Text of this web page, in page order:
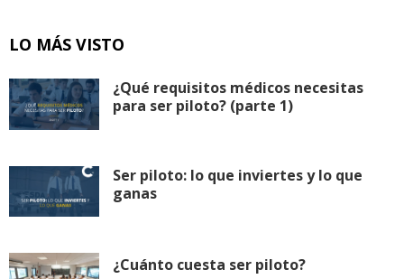
LO MÁS VISTO
¿Qué requisitos médicos necesitas
para ser piloto? (parte 1)
Ser piloto: lo que inviertes y lo que
ganas
¿Cuánto cuesta ser piloto?